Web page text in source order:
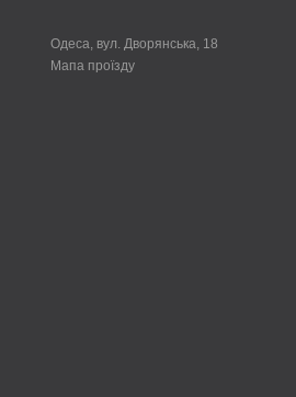
Одеса, вул. Дворянська, 18
Мапа проїзду